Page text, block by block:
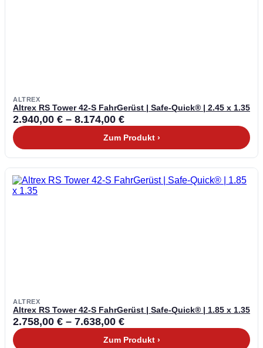
ALTREX
Altrex RS Tower 42-S FahrGerüst | Safe-Quick® | 2.45 x 1.35
2.940,00 € – 8.174,00 €
Zum Produkt ›
ALTREX
Altrex RS Tower 42-S FahrGerüst | Safe-Quick® | 1.85 x 1.35
2.758,00 € – 7.638,00 €
Zum Produkt ›